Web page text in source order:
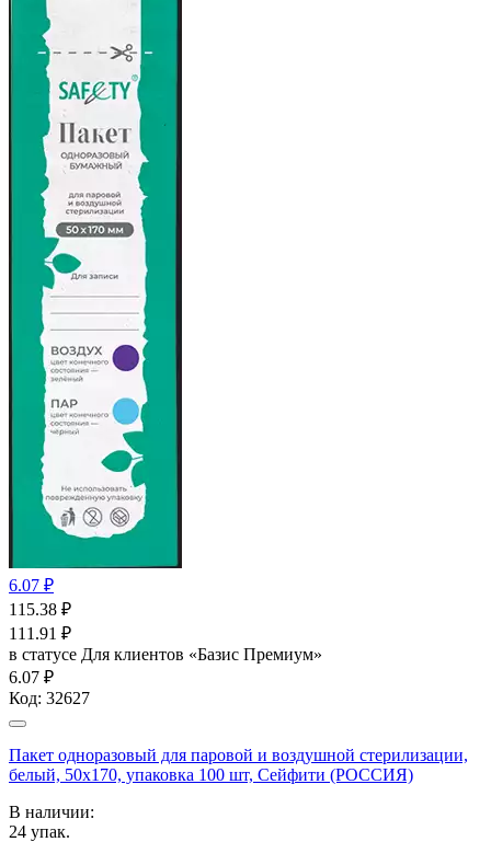
6.07 ₽
115.38 ₽
111.91 ₽
в статусе Для клиентов «Базис Премиум»
6.07 ₽
Код: 32627
Пакет одноразовый для паровой и воздушной стерилизации,
белый, 50x170, упаковка 100 шт, Сейфити (РОССИЯ)
В наличии:
24 упак.